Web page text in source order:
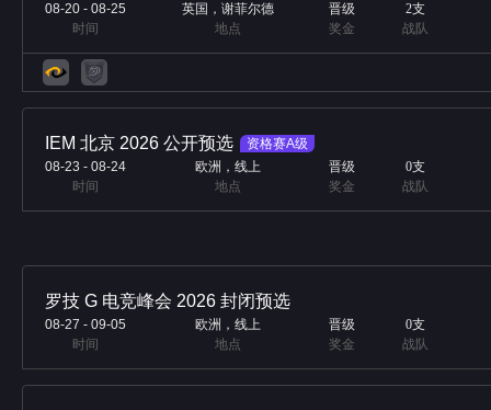
08-20 - 08-25
时间
英国，谢菲尔德
地点
晋级
奖金
2支
战队
IEM 北京 2026 公开预选
资格赛A级
08-23 - 08-24
时间
欧洲，线上
地点
晋级
奖金
0支
战队
罗技 G 电竞峰会 2026 封闭预选
08-27 - 09-05
时间
欧洲，线上
地点
晋级
奖金
0支
战队